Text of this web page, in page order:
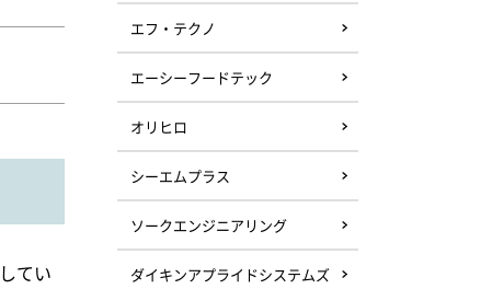
してい
エフ・テクノ
エーシーフードテック
オリヒロ
シーエムプラス
ソークエンジニアリング
ダイキンアプライドシステムズ